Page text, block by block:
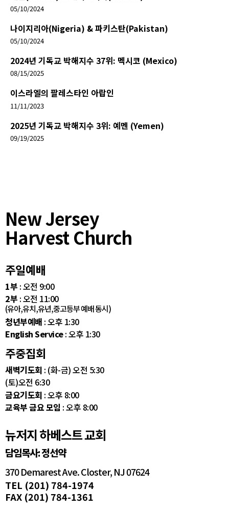
05/10/2024
나이지리아(Nigeria) & 파키스탄(Pakistan)
05/10/2024
2024년 기독교 박해지수 37위: 멕시코 (Mexico)
08/15/2025
이스라엘의 팔레스타인 아랍인
11/11/2023
2025년 기독교 박해지수 3위: 예멘 (Yemen)
09/19/2025
New Jersey
Harvest Church
주일예배
1부 : 오전 9:00
2부 : 오전 11:00
(유아,유치,유년,중고등부 예배 동시)
청년부예배 : 오후 1:30
English Service: 오후 1:30
주중집회
새벽기도회 : (화-금) 오전 5:30
(토)오전 6:30
금요기도회 : 오후 8:00
교육부 금요 모임 : 오후 8:00
뉴저지 하베스트 교회
담임목사: 정선약
370 Demarest Ave. Closter, NJ 07624
TEL (201) 784-1974
FAX (201) 784-1361